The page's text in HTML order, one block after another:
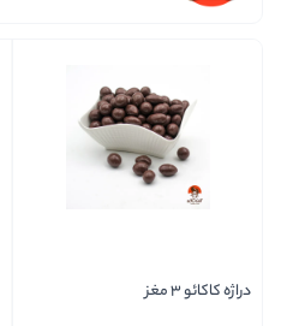
دراژه کاکائو 3 مغز